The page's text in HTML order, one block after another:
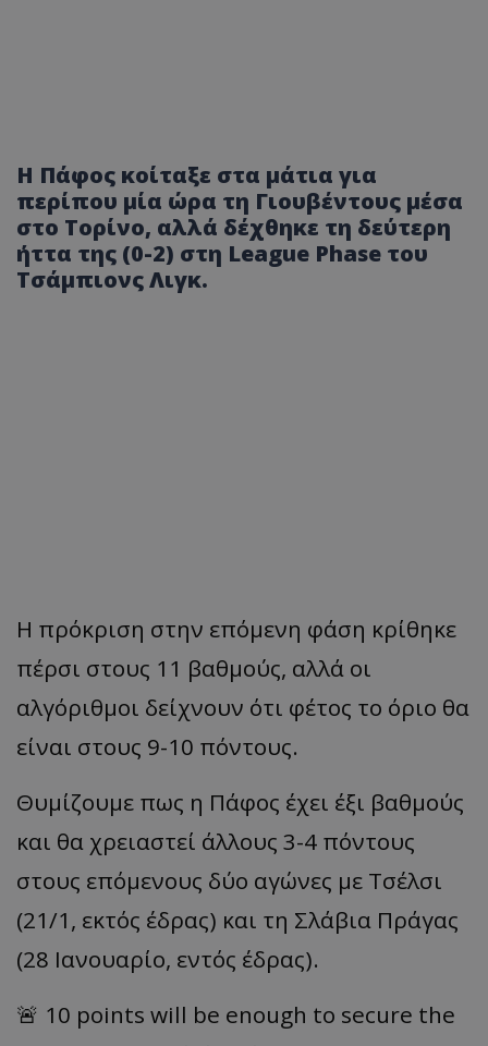
Η Πάφος κοίταξε στα μάτια για
περίπου μία ώρα τη Γιουβέντους μέσα
στο Τορίνο, αλλά δέχθηκε τη δεύτερη
ήττα της (0-2) στη League Phase του
Τσάμπιονς Λιγκ.
Η πρόκριση στην επόμενη φάση κρίθηκε
πέρσι στους 11 βαθμούς, αλλά οι
αλγόριθμοι δείχνουν ότι φέτος το όριο θα
είναι στους 9-10 πόντους.
Θυμίζουμε πως η Πάφος έχει έξι βαθμούς
και θα χρειαστεί άλλους 3-4 πόντους
στους επόμενους δύο αγώνες με Τσέλσι
(21/1, εκτός έδρας) και τη Σλάβια Πράγας
(28 Ιανουαρίο, εντός έδρας).
🚨 10 points will be enough to secure the